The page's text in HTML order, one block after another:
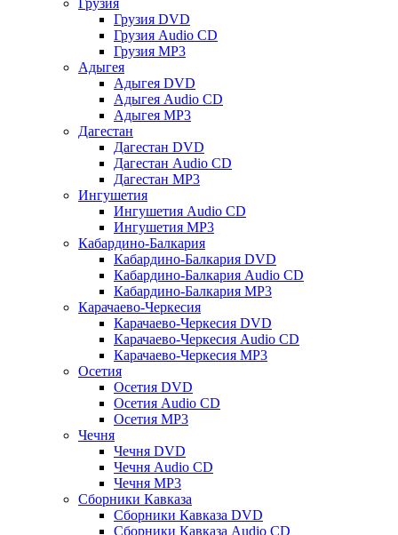
Грузия
Грузия DVD
Грузия Audio CD
Грузия MP3
Адыгея
Адыгея DVD
Адыгея Audio CD
Адыгея MP3
Дагестан
Дагестан DVD
Дагестан Audio CD
Дагестан MP3
Ингушетия
Ингушетия Audio CD
Ингушетия MP3
Кабардино-Балкария
Кабардино-Балкария DVD
Кабардино-Балкария Audio CD
Кабардино-Балкария MP3
Карачаево-Черкесия
Карачаево-Черкесия DVD
Карачаево-Черкесия Audio CD
Карачаево-Черкесия MP3
Осетия
Осетия DVD
Осетия Audio CD
Осетия MP3
Чечня
Чечня DVD
Чечня Audio CD
Чечня MP3
Сборники Кавказа
Сборники Кавказа DVD
Сборники Кавказа Audio CD